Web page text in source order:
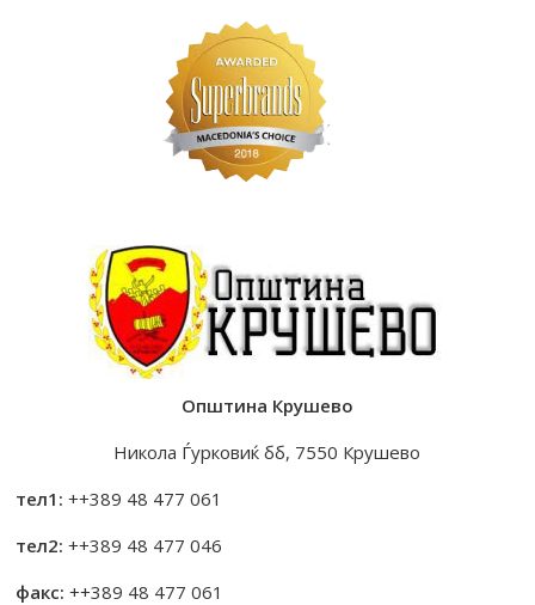
Општина Крушево
Никола Ѓурковиќ бб, 7550 Крушево
тел1: ++389 48 477 061
тел2: ++389 48 477 046
факс: ++389 48 477 061